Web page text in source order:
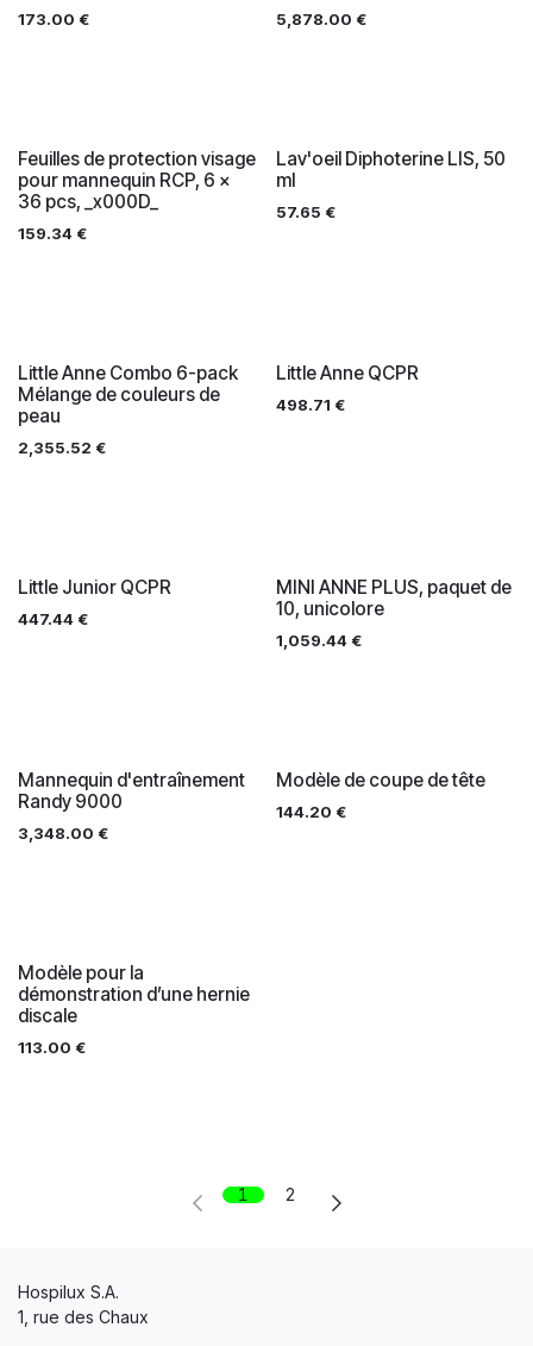
173.00 € 5,878.00 €
Feuilles de protection visage
pour mannequin RCP, 6 x
36 pcs, _x000D_
159.34 €
Lav'oeil Diphoterine LIS, 50
ml
57.65 €
Little Anne Combo 6-pack
Mélange de couleurs de
peau
2,355.52 €
Little Anne QCPR
498.71 €
Little Junior QCPR
447.44 €
MINI ANNE PLUS, paquet de
10, unicolore
1,059.44€
Mannequin d'entraînement
Randy 9000
3,348.00 €
Modèle de coupe de tête
144.20 €
Modèle pour la
démonstration d’une hernie
discale
113.00 €
1 2
Hospilux S.A.
1, rue des Chaux